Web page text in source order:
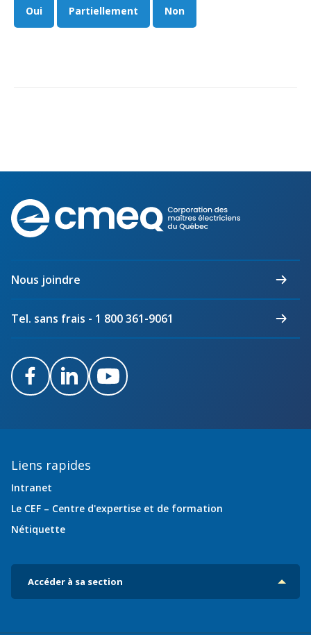
Oui Partiellement Non
des
électriciens
Nous joindre
Tel. sans frais - 1 800 361-9061
FacebookLinkedInYoutube
Liens rapides
Intranet
Le CEF – Centre d'expertise et de formation
Nétiquette
Accéder à sa section